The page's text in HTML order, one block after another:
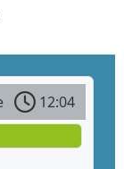
12:04